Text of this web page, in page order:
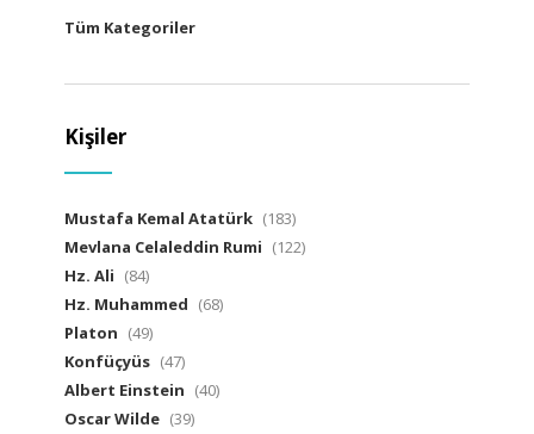
Tüm Kategoriler
Kişiler
Mustafa Kemal Atatürk (183)
Mevlana Celaleddin Rumi (122)
Hz. Ali (84)
Hz. Muhammed (68)
Platon (49)
Konfüçyüs (47)
Albert Einstein (40)
Oscar Wilde (39)